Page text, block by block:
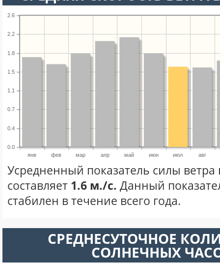
янв фев мар апр май июн июл авг
0.0
0.4
0.7
1.1
1.5
1.8
2.2
2.6
Усредненный показатель силы
составляет 1.6 м./с. Данный
стабилен в течение всего года.
СРЕДНЕСУТОЧНОЕ
СОЛНЕЧНЫХ